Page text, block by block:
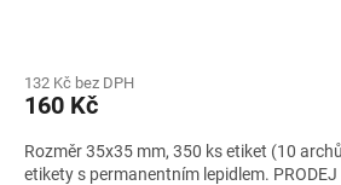
132 Kč bez DPH
160 Kč
Rozměr 35x35 mm, 350 ks etiket (10
etikety s permanentním lepidlem. PRODEJ